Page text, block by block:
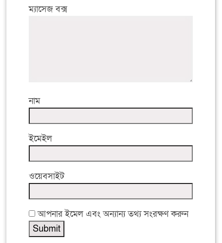
ম্যাসেজ বক্স
নাম
ইমেইল
ওয়েবসাইট
আপনার ইমেল এবং অন্যান্য তথ্য সংরক্ষণ করুন